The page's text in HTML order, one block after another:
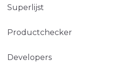
Superlijst
Productchecker
Developers